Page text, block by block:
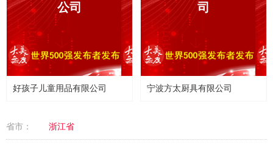
公司
好孩子儿童用品有限公司
司
宁波方太厨具有限公司
省市： 浙江省